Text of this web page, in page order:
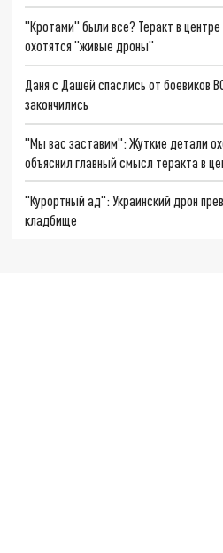
"Кротами" были все? Теракт в
охотятся "живые дроны"
Даня с Дашей спаслись от боевиков
закончились
"Мы вас заставим": Жуткие детали
объяснил главный смысл теракта в
"Курортный ад": Украинский дрон
кладбище